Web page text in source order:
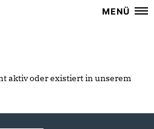
MENÜ
aktiv oder existiert in unserem